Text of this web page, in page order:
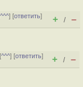
^^^] [ответить]
+ / –
^^^] [ответить]
+ / –